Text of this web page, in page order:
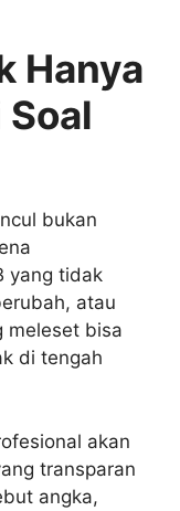
Hanya
Soal
bukan
yang tidak
atau
meleset bisa
di tengah
akan
transparan
angka,